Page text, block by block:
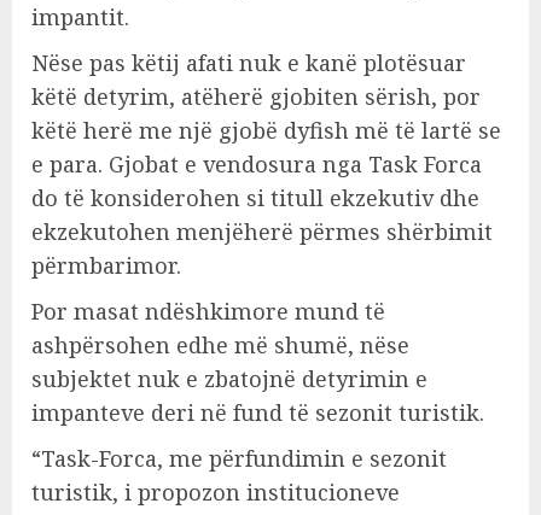
impantit.
Nëse pas këtij afati nuk e kanë plotësuar
këtë detyrim, atëherë gjobiten sërish, por
këtë herë me një gjobë dyfish më të lartë se
e para. Gjobat e vendosura nga Task Forca
do të konsiderohen si titull ekzekutiv dhe
ekzekutohen menjëherë përmes shërbimit
përmbarimor.
Por masat ndëshkimore mund të
ashpërsohen edhe më shumë, nëse
subjektet nuk e zbatojnë detyrimin e
impanteve deri në fund të sezonit turistik.
“Task-Forca, me përfundimin e sezonit
turistik, i propozon institucioneve